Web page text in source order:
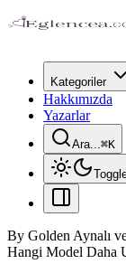
Kategoriler
Hakkımızda
Yazarlar
Ara...⌘K
By Golden Aynalı
Hangi Model Daha